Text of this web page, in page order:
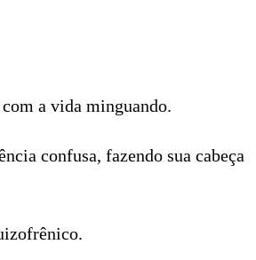
a vida minguando.
confusa, fazendo sua cabeça